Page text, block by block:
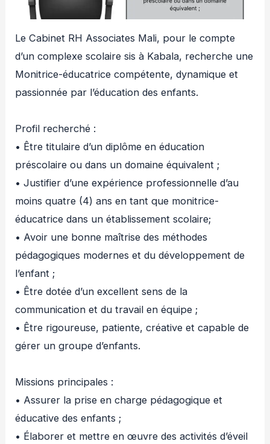
Le Cabinet RH Associates Mali, pour le compte
d’un complexe scolaire sis à Kabala, recherche une
Monitrice-éducatrice compétente, dynamique et
passionnée par l’éducation des enfants.
Profil recherché :
• Être titulaire d’un diplôme en éducation
préscolaire ou dans un domaine équivalent ;
• Justifier d’une expérience professionnelle d’au
moins quatre (4) ans en tant que monitrice-
éducatrice dans un établissement scolaire;
• Avoir une bonne maîtrise des méthodes
pédagogiques modernes et du développement de
l’enfant ;
• Être dotée d’un excellent sens de la
communication et du travail en équipe ;
• Être rigoureuse, patiente, créative et capable de
gérer un groupe d’enfants.
Missions principales :
• Assurer la prise en charge pédagogique et
éducative des enfants ;
• Élaborer et mettre en œuvre des activités d’éveil